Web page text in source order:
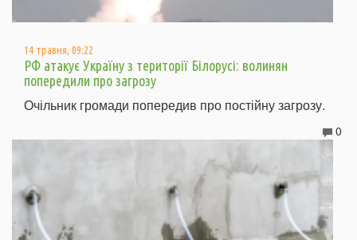
14 травня, 09:22
РФ атакує Україну з території Білорусі: волинян
попередили про загрозу
Очільник громади попередив про постійну загрозу.
0